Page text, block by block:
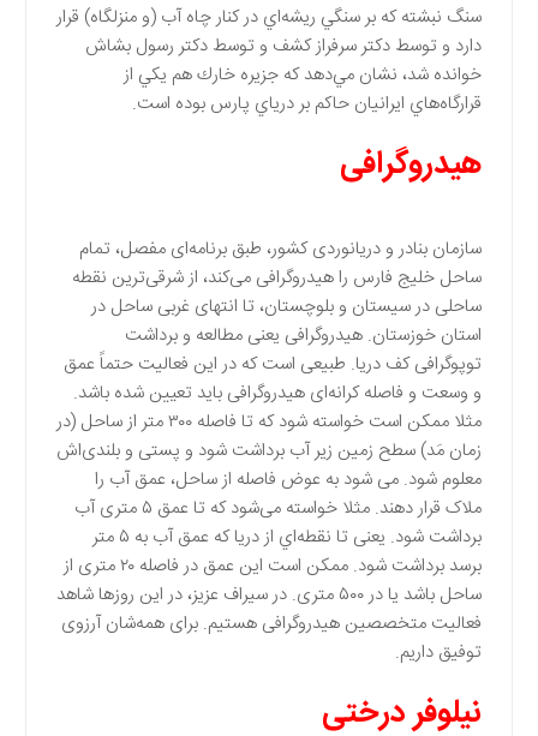
سنگ نبشته كه بر سنگي ريشه‌اي در كنار چاه آب (و منزلگاه) قرار
دارد و توسط دكتر سرفراز كشف و توسط دكتر رسول بشاش
خوانده شد، نشان مي‌دهد كه جزيره خارك هم يكي از
قرارگاه‌هاي ايرانيان حاكم بر درياي پارس بوده است.
هیدروگرافی
سازمان بنادر و دریانوردی کشور، طبق برنامه‌ای مفصل، تمام
ساحل خلیج فارس را هیدروگرافی می‌کند، از شرقی‌ترین نقطه
ساحلی در سیستان و بلوچستان، تا انتهای غربی ساحل در
استان خوزستان. هیدروگرافی یعنی مطالعه و برداشت
توپوگرافی کف دریا. طبیعی است که در این فعالیت حتماً عمق
و وسعت و فاصله کرانه‌ای هیدروگرافی باید تعیین شده باشد.
مثلا ممکن است خواسته شود که تا فاصله ۳۰۰ متر از ساحل (در
زمان مَد) سطح زمین زیر آب برداشت شود و پستی و بلندی‌اش
معلوم شود. می شود به عوض فاصله از ساحل، عمق آب را
ملاک قرار دهند. مثلا خواسته می‌شود که تا عمق ۵ متری آب
برداشت شود. یعنی تا نقطه‌اي از دریا که عمق آب به ۵ متر
برسد برداشت شود. ممکن است این عمق در فاصله ۲۰ متری از
ساحل باشد یا در ۵۰۰ متری. در سیراف عزیز، در این روزها شاهد
فعالیت متخصصین هیدروگرافی هستیم. برای همه‌شان آرزوی
توفیق داریم.
نیلوفر درختی